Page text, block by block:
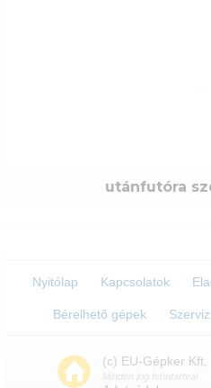
utánfutóra
Nyitólap Kapcsolatok
Bérelhető gépek Szerviz
(c) EU-Gépker Kft,
Minden jog fenntartva!